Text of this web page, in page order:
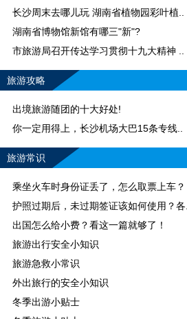
长沙周末去哪儿玩 湖南省植物园彩叶植..
湖南省博物馆新馆有哪三"新"?
市旅游局召开传达学习贯彻十九大精神 ..
旅游攻略
出境旅游随团的十大好处!
你一定用得上，长沙机场大巴15条专线..
旅游常识
乘坐火车时身份证丢了，怎么取票上车？
护照过期后，未过期签证该如何使用？各..
出国怎么给小费？看这一篇就够了！
旅游出行安全小知识
旅游急救小常识
外出旅行的安全小知识
冬季出游小贴士